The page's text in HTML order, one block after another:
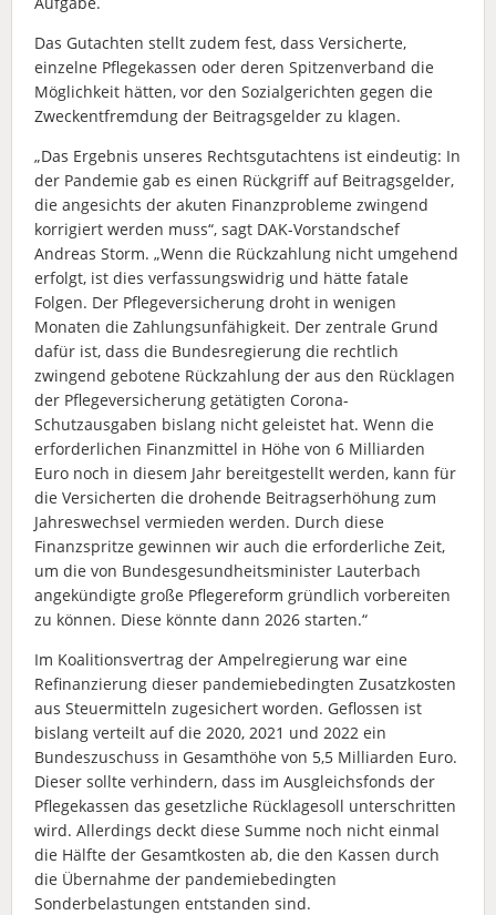
Das Gutachten stellt zudem fest, dass Versicherte,
einzelne Pflegekassen oder deren Spitzenverband die
Möglichkeit hätten, vor den Sozialgerichten gegen die
Zweckentfremdung der Beitragsgelder zu klagen.
„Das Ergebnis unseres Rechtsgutachtens ist eindeutig: In
der Pandemie gab es einen Rückgriff auf Beitragsgelder,
die angesichts der akuten Finanzprobleme zwingend
korrigiert werden muss“, sagt DAK-Vorstandschef
Andreas Storm. „Wenn die Rückzahlung nicht umgehend
erfolgt, ist dies verfassungswidrig und hätte fatale
Folgen. Der Pflegeversicherung droht in wenigen
Monaten die Zahlungsunfähigkeit. Der zentrale Grund
dafür ist, dass die Bundesregierung die rechtlich
zwingend gebotene Rückzahlung der aus den Rücklagen
der Pflegeversicherung getätigten Corona-
Schutzausgaben bislang nicht geleistet hat. Wenn die
erforderlichen Finanzmittel in Höhe von 6 Milliarden
Euro noch in diesem Jahr bereitgestellt werden, kann für
die Versicherten die drohende Beitragserhöhung zum
Jahreswechsel vermieden werden. Durch diese
Finanzspritze gewinnen wir auch die erforderliche Zeit,
um die von Bundesgesundheitsminister Lauterbach
angekündigte große Pflegereform gründlich vorbereiten
zu können. Diese könnte dann 2026 starten.“
Im Koalitionsvertrag der Ampelregierung war eine
Refinanzierung dieser pandemiebedingten Zusatzkosten
aus Steuermitteln zugesichert worden. Geflossen ist
bislang verteilt auf die 2020, 2021 und 2022 ein
Bundeszuschuss in Gesamthöhe von 5,5 Milliarden Euro.
Dieser sollte verhindern, dass im Ausgleichsfonds der
Pflegekassen das gesetzliche Rücklagesoll unterschritten
wird. Allerdings deckt diese Summe noch nicht einmal
die Hälfte der Gesamtkosten ab, die den Kassen durch
die Übernahme der pandemiebedingten
Sonderbelastungen entstanden sind.